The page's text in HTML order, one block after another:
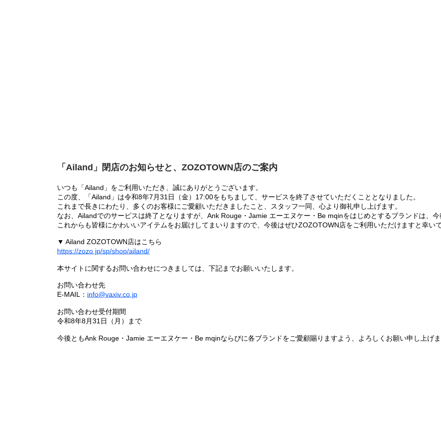
「Ailand」閉店のお知らせと、ZOZOTOWN店のご案内
いつも「Ailand」をご利用いただき、誠にありがとうございます。
この度、「Ailand」は令和8年7月31日（金）17:00をもちまして、サービスを終了させていただくこととなりました。
これまで長きにわたり、多くのお客様にご愛顧いただきましたこと、スタッフ一同、心より御礼申し上げます。
なお、Ailandでのサービスは終了となりますが、Ank Rouge・Jamie エーエヌケー・Be mqinをはじめとするブランドは、
これからも皆様にかわいいアイテムをお届けしてまいりますので、今後はぜひZOZOTOWN店をご利用いただけますと幸いで
▼ Ailand ZOZOTOWN店はこちら
https://zozo.jp/sp/shop/ailand/
本サイトに関するお問い合わせにつきましては、下記までお願いいたします。
お問い合わせ先
E-MAIL： info@vaxiv.co.jp
お問い合わせ受付期間
令和8年8月31日（月）まで
今後ともAnk Rouge・Jamie エーエヌケー・Be mqinならびに各ブランドをご愛顧賜りますよう、よろしくお願い申し上げま